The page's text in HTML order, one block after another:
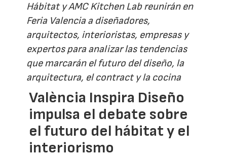
Hábitat y AMC Kitchen Lab reunirán en
Feria Valencia a diseñadores,
arquitectos, interioristas, empresas y
expertos para analizar las tendencias
que marcarán el futuro del diseño, la
arquitectura, el contract y la cocina
València Inspira Diseño
impulsa el debate sobre
el futuro del hábitat y el
interiorismo